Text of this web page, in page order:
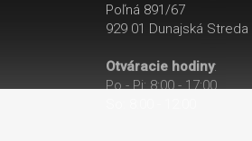
Poľná 891/67
929 01 Dunajská Streda
Otváracie hodiny:
Po - Pi: 8:00 - 17:00